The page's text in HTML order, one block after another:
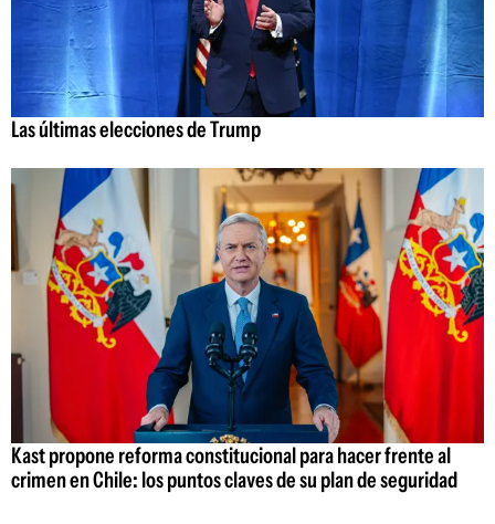
Las últimas elecciones de Trump
Kast propone reforma constitucional para hacer frente al
crimen en Chile: los puntos claves de su plan de seguridad